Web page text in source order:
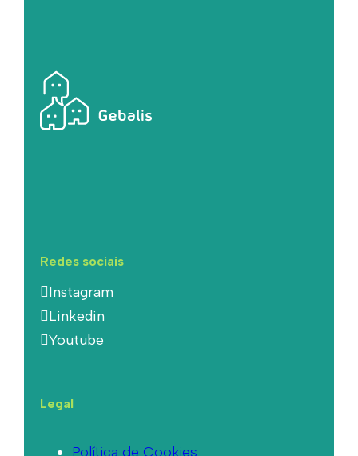
Redes sociais
Instagram
Linkedin
Youtube
Legal
Política de Cookies